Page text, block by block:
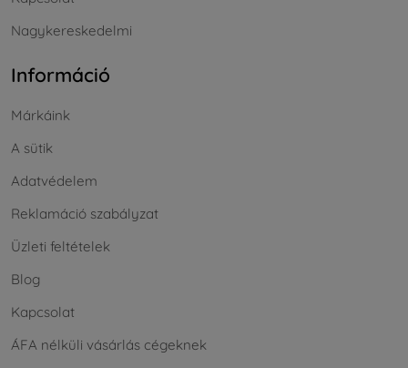
Nagykereskedelmi
Információ
Márkáink
A sütik
Adatvédelem
Reklamáció szabályzat
Üzleti feltételek
Blog
Kapcsolat
ÁFA nélküli vásárlás cégeknek